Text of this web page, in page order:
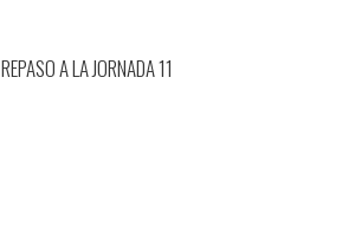
REPASO A LA JORNADA 11